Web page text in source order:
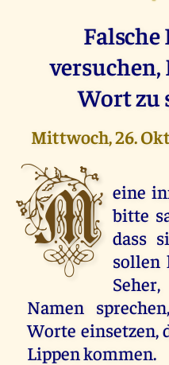
Wort zu
Mittwoch, 26.
M eine
bitte
dass
sollen
Namen
Worte einsetzen,
Lippen kommen.